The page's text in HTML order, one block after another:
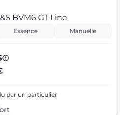
BVM6 GT Line
Essence Manuelle
par un particulier